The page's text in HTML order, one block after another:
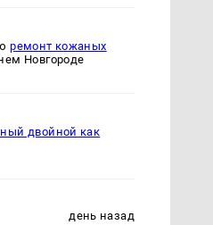
ремонт кожаных
Новгороде
двойной как
день назад